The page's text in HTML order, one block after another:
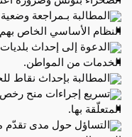
المطالبة بـمراجعة
النظام الأساسي الخاص
الدعوة إلى إحداث
الخدمات من المواطن.
المطالبة بإحداث نقاط
تسريع إجراءات منح رخص
المتعلّقة بها.
التساؤل حول مدى تقدّم